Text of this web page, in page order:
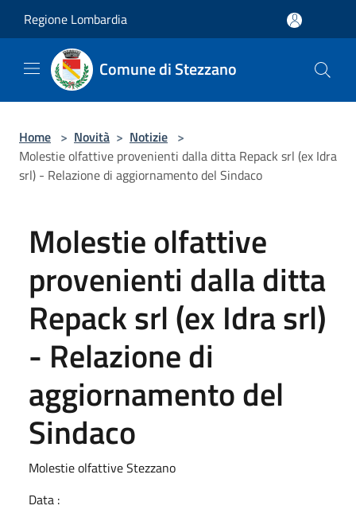
Regione Lombardia
Comune di Stezzano
Home > Novità > Notizie >
Molestie olfattive provenienti dalla ditta Repack srl (ex Idra
srl) - Relazione di aggiornamento del Sindaco
Molestie olfattive
provenienti dalla ditta
Repack srl (ex Idra srl)
- Relazione di
aggiornamento del
Sindaco
Molestie olfattive Stezzano
Data :